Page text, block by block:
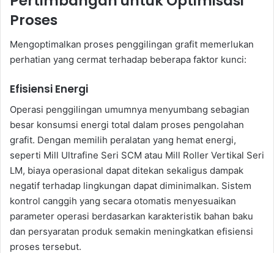
Proses
Mengoptimalkan proses penggilingan grafit memerlukan
perhatian yang cermat terhadap beberapa faktor kunci:
Efisiensi Energi
Operasi penggilingan umumnya menyumbang sebagian
besar konsumsi energi total dalam proses pengolahan
grafit. Dengan memilih peralatan yang hemat energi,
seperti Mill Ultrafine Seri SCM atau Mill Roller Vertikal Seri
LM, biaya operasional dapat ditekan sekaligus dampak
negatif terhadap lingkungan dapat diminimalkan. Sistem
kontrol canggih yang secara otomatis menyesuaikan
parameter operasi berdasarkan karakteristik bahan baku
dan persyaratan produk semakin meningkatkan efisiensi
proses tersebut.